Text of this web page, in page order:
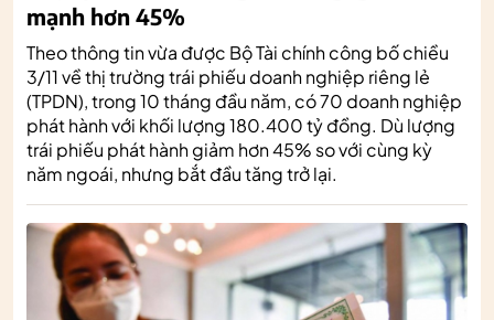
mạnh hơn 45%
Theo thông tin vừa được Bộ Tài chính công bố chiều
3/11 về thị trường trái phiếu doanh nghiệp riêng lẻ
(TPDN), trong 10 tháng đầu năm, có 70 doanh nghiệp
phát hành với khối lượng 180.400 tỷ đồng. Dù lượng
trái phiếu phát hành giảm hơn 45% so với cùng kỳ
năm ngoái, nhưng bắt đầu tăng trở lại.